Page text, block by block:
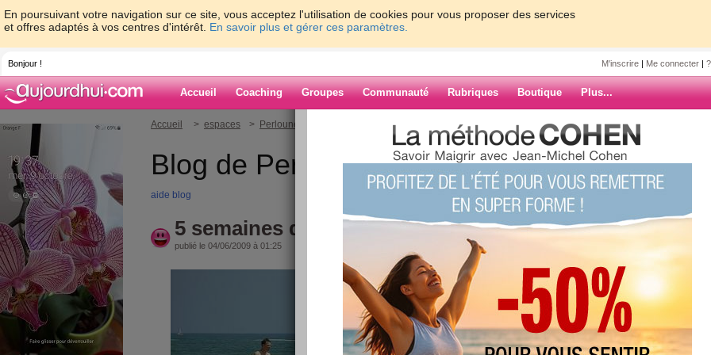
En poursuivant votre navigation sur ce site, vous acceptez l'utilisation de cookies pour vous proposer des services
et offres adaptés à vos centres d'intérêt. En savoir plus et gérer ces paramètres.
Bonjour ! M'inscrire | Me connecter |
Accueil Coaching Groupes Communauté Rubriques Boutique Plus...
Accueil > espaces > Perlounette > 5 semaines de vacances:
Blog de Perlounette
aide blog
5 semaines de vacances:
publié le 04/06/2009 à 01:25
ARCHIVES